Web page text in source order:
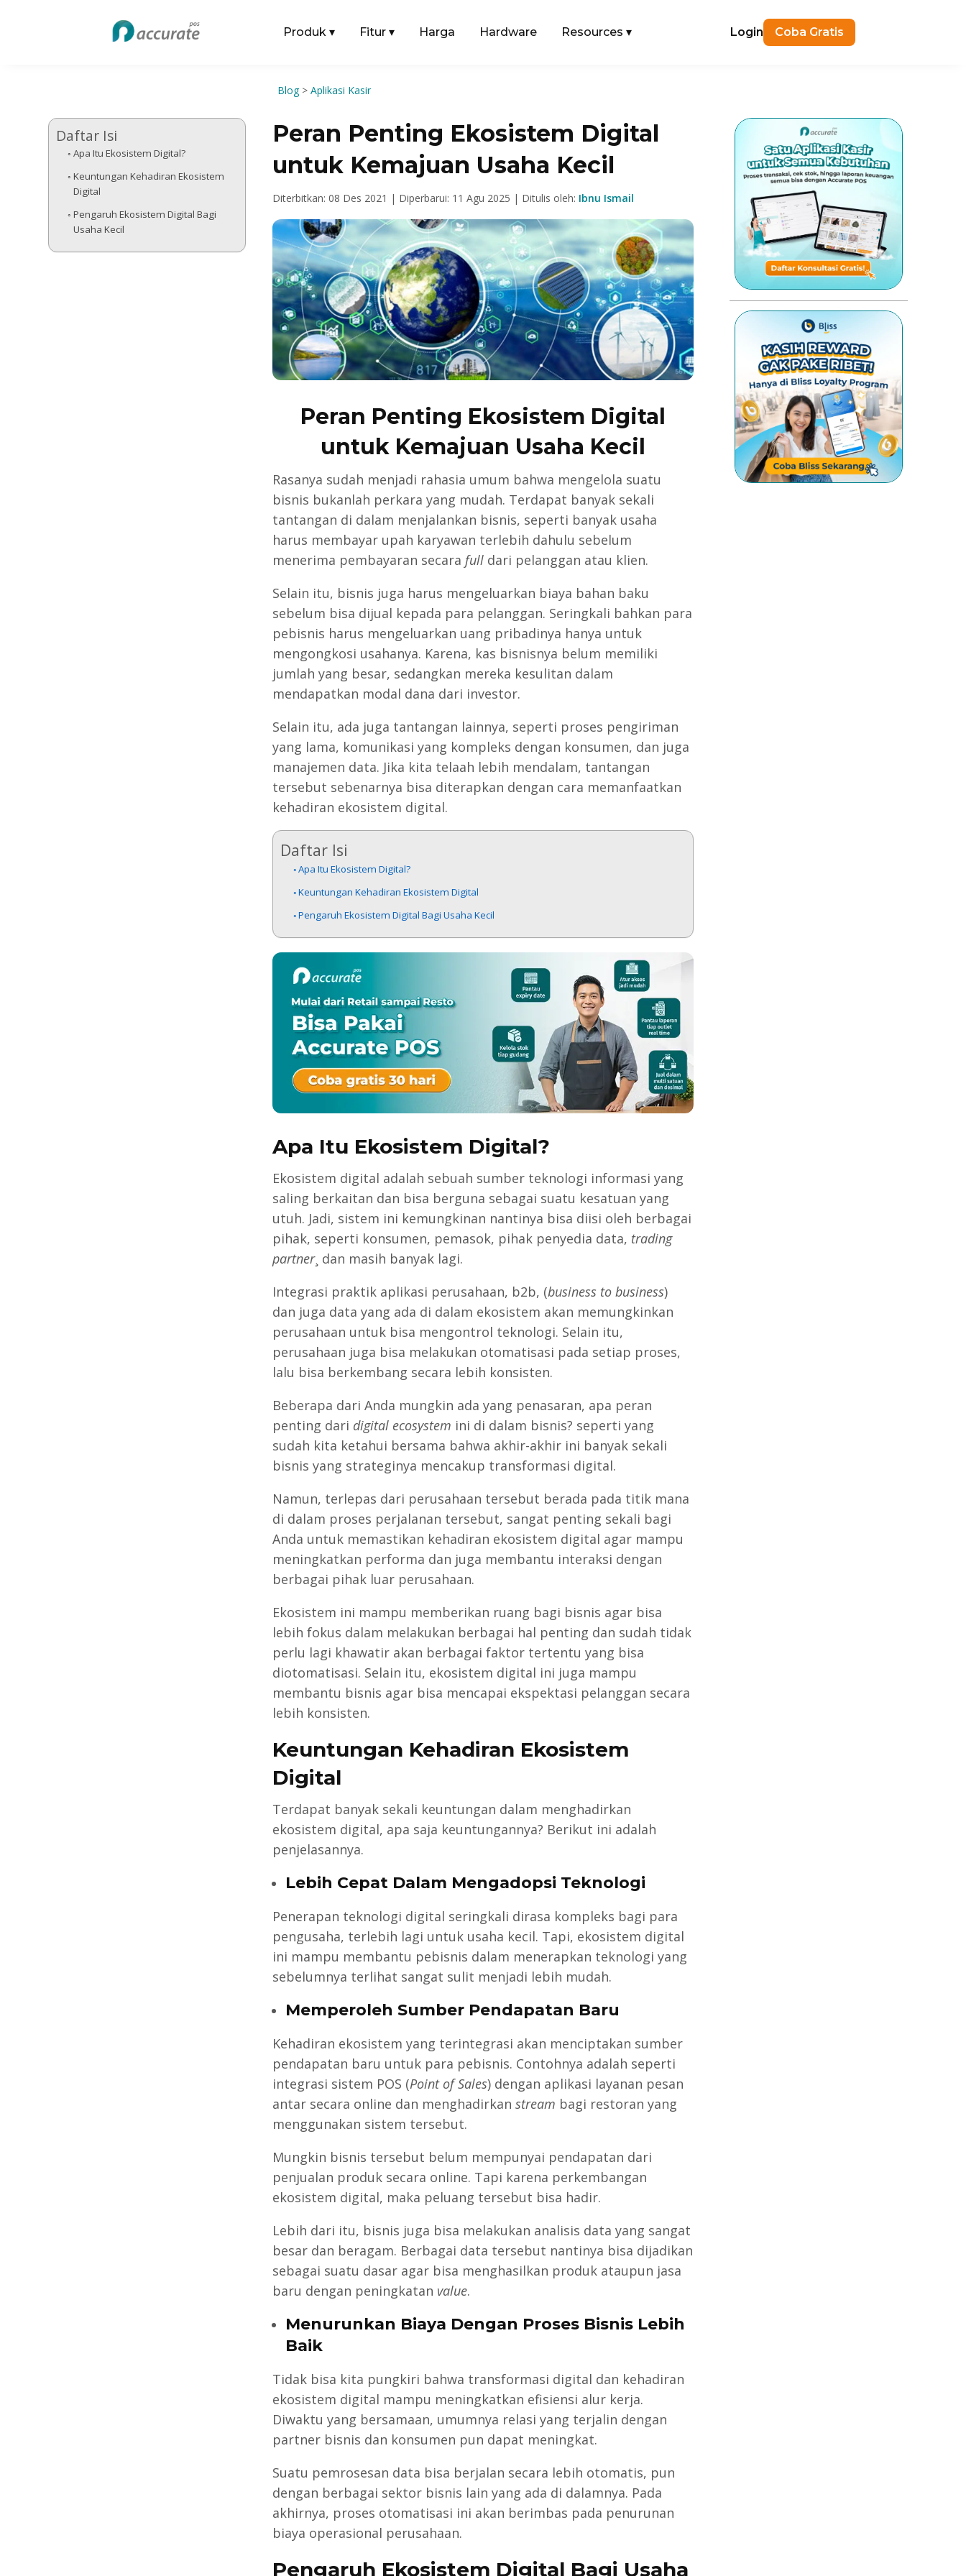
Produk ▾ Fitur ▾ Harga Hardware Resources ▾ Login Coba Gratis
Blog>Aplikasi Kasir
Daftar Isi
Apa Itu Ekosistem Digital?
Keuntungan Kehadiran Ekosistem
Digital
Pengaruh Ekosistem Digital Bagi
Usaha Kecil
Peran Penting Ekosistem Digital
untuk Kemajuan Usaha Kecil
Diterbitkan: 08 Des 2021 | Diperbarui: 11 Agu 2025 | Ditulis oleh: Ibnu Ismail
Peran Penting Ekosistem Digital
untuk Kemajuan Usaha Kecil
Rasanya sudah menjadi rahasia umum bahwa mengelola suatu
bisnis bukanlah perkara yang mudah. Terdapat banyak sekali
tantangan di dalam menjalankan bisnis, seperti banyak usaha
harus membayar upah karyawan terlebih dahulu sebelum
menerima pembayaran secara fulldari pelanggan atau klien.
Selain itu, bisnis juga harus mengeluarkan biaya bahan baku
sebelum bisa dijual kepada para pelanggan. Seringkali bahkan para
pebisnis harus mengeluarkan uang pribadinya hanya untuk
mengongkosi usahanya. Karena, kas bisnisnya belum memiliki
jumlah yang besar, sedangkan mereka kesulitan dalam
mendapatkan modal dana dari investor.
Selain itu, ada juga tantangan lainnya, seperti proses pengiriman
yang lama, komunikasi yang kompleks dengan konsumen, dan juga
manajemen data. Jika kita telaah lebih mendalam, tantangan
tersebut sebenarnya bisa diterapkan dengan cara memanfaatkan
kehadiran ekosistem digital.
Daftar Isi
Apa Itu Ekosistem Digital?
Keuntungan Kehadiran Ekosistem Digital
Pengaruh Ekosistem Digital Bagi Usaha Kecil
Apa Itu Ekosistem Digital?
Ekosistem digital adalah sebuah sumber teknologi informasi yang
saling berkaitan dan bisa berguna sebagai suatu kesatuan yang
utuh. Jadi, sistem ini kemungkinan nantinya bisa diisi oleh berbagai
pihak, seperti konsumen, pemasok, pihak penyedia data, trading
partner¸ dan masih banyak lagi.
Integrasi praktik aplikasi perusahaan, b2b, (business to business)
dan juga data yang ada di dalam ekosistem akan memungkinkan
perusahaan untuk bisa mengontrol teknologi. Selain itu,
perusahaan juga bisa melakukan otomatisasi pada setiap proses,
lalu bisa berkembang secara lebih konsisten.
Beberapa dari Anda mungkin ada yang penasaran, apa peran
penting dari digital ecosystem ini di dalam bisnis? seperti yang
sudah kita ketahui bersama bahwa akhir-akhir ini banyak sekali
bisnis yang strateginya mencakup transformasi digital.
Namun, terlepas dari perusahaan tersebut berada pada titik mana
di dalam proses perjalanan tersebut, sangat penting sekali bagi
Anda untuk memastikan kehadiran ekosistem digital agar mampu
meningkatkan performa dan juga membantu interaksi dengan
berbagai pihak luar perusahaan.
Ekosistem ini mampu memberikan ruang bagi bisnis agar bisa
lebih fokus dalam melakukan berbagai hal penting dan sudah tidak
perlu lagi khawatir akan berbagai faktor tertentu yang bisa
diotomatisasi. Selain itu, ekosistem digital ini juga mampu
membantu bisnis agar bisa mencapai ekspektasi pelanggan secara
lebih konsisten.
Keuntungan Kehadiran Ekosistem
Digital
Terdapat banyak sekali keuntungan dalam menghadirkan
ekosistem digital, apa saja keuntungannya? Berikut ini adalah
penjelasannya.
Lebih Cepat Dalam Mengadopsi Teknologi
Penerapan teknologi digital seringkali dirasa kompleks bagi para
pengusaha, terlebih lagi untuk usaha kecil. Tapi, ekosistem digital
ini mampu membantu pebisnis dalam menerapkan teknologi yang
sebelumnya terlihat sangat sulit menjadi lebih mudah.
Memperoleh Sumber Pendapatan Baru
Kehadiran ekosistem yang terintegrasi akan menciptakan sumber
pendapatan baru untuk para pebisnis. Contohnya adalah seperti
integrasi sistem POS (Point of Sales) dengan aplikasi layanan pesan
antar secara online dan menghadirkan stream bagi restoran yang
menggunakan sistem tersebut.
Mungkin bisnis tersebut belum mempunyai pendapatan dari
penjualan produk secara online. Tapi karena perkembangan
ekosistem digital, maka peluang tersebut bisa hadir.
Lebih dari itu, bisnis juga bisa melakukan analisis data yang sangat
besar dan beragam. Berbagai data tersebut nantinya bisa dijadikan
sebagai suatu dasar agar bisa menghasilkan produk ataupun jasa
baru dengan peningkatan value.
Menurunkan Biaya Dengan Proses Bisnis Lebih
Baik
Tidak bisa kita pungkiri bahwa transformasi digital dan kehadiran
ekosistem digital mampu meningkatkan efisiensi alur kerja.
Diwaktu yang bersamaan, umumnya relasi yang terjalin dengan
partner bisnis dan konsumen pun dapat meningkat.
Suatu pemrosesan data bisa berjalan secara lebih otomatis, pun
dengan berbagai sektor bisnis lain yang ada di dalamnya. Pada
akhirnya, proses otomatisasi ini akan berimbas pada penurunan
biaya operasional perusahaan.
Pengaruh Ekosistem Digital Bagi Usaha